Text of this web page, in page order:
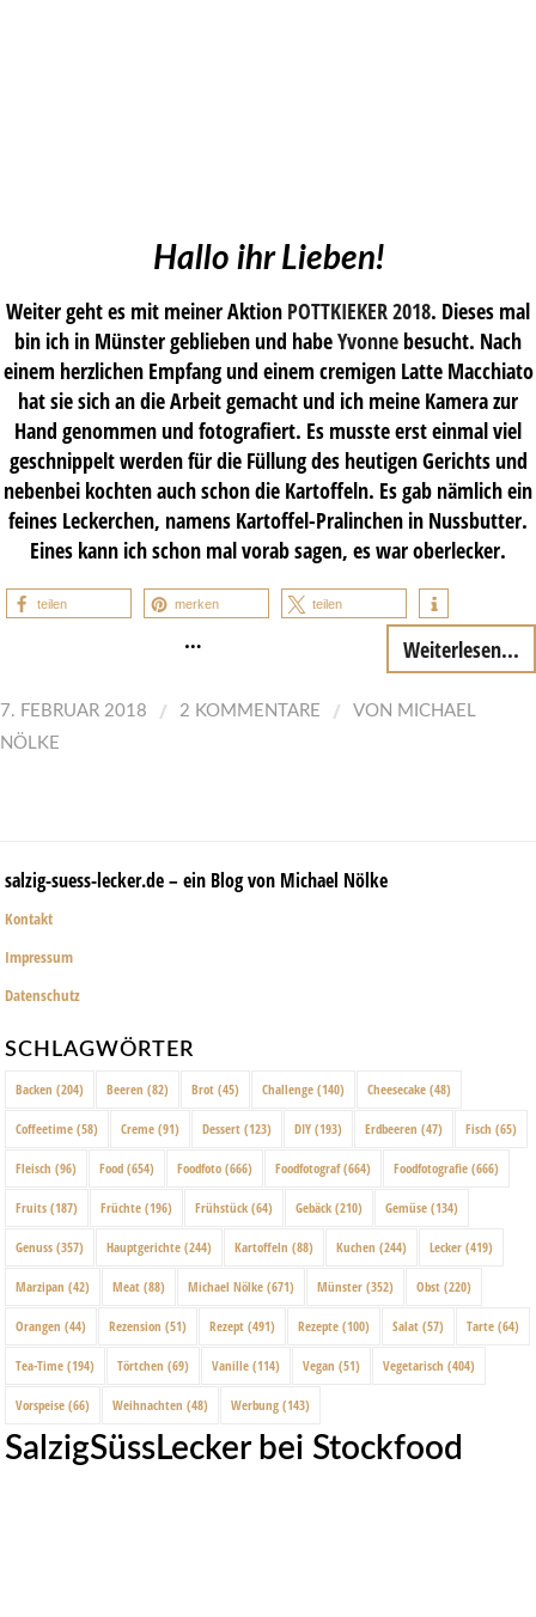
Hallo ihr Lieben!
Weiter geht es mit meiner Aktion POTTKIEKER 2018. Dieses mal
bin ich in Münster geblieben und habeYvonne besucht. Nach
einem herzlichen Empfang und einem cremigen Latte Macchiato
hat sie sich an die Arbeit gemacht und ich meine Kamera zur
Hand genommen und fotografiert. Es musste erst einmal viel
geschnippelt werden für die Füllung des heutigen Gerichts und
nebenbei kochten auch schon die Kartoffeln. Es gab nämlich ein
feines Leckerchen, namens Kartoffel-Pralinchen in Nussbutter.
Eines kann ich schon mal vorab sagen, es war oberlecker.
teilen merken teilen
… Weiterlesen...
7. FEBRUAR 2018 / 2 KOMMENTARE / VON MICHAEL
NÖLKE
salzig-suess-lecker.de – ein Blog von Michael Nölke
Kontakt
Impressum
Datenschutz
SCHLAGWÖRTER
Backen (204) Beeren (82) Brot (45) Challenge (140) Cheesecake (48)
Coffeetime (58) Creme (91) Dessert (123) DIY (193) Erdbeeren (47) Fisch (65)
Fleisch (96) Food (654) Foodfoto (666) Foodfotograf(664) Foodfotografie (666)
Fruits (187) Früchte (196) Frühstück (64) Gebäck (210) Gemüse (134)
Genuss (357) Hauptgerichte (244) Kartoffeln (88) Kuchen (244) Lecker (419)
Marzipan (42) Meat (88) Michael Nölke (671) Münster (352) Obst (220)
Orangen (44) Rezension (51) Rezept (491) Rezepte (100) Salat (57) Tarte (64)
Tea-Time (194) Törtchen (69) Vanille (114) Vegan (51) Vegetarisch (404)
Vorspeise (66) Weihnachten (48) Werbung (143)
SalzigSüssLecker bei Stockfood